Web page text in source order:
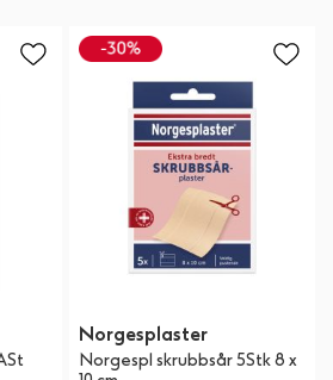
Norgesplaster
Norgespl skrubbsår 5Stk 8 x